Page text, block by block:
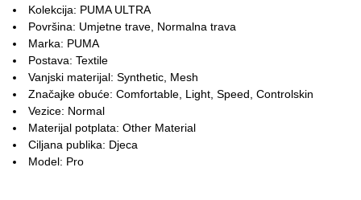
Kolekcija: PUMA ULTRA
Površina: Umjetne trave, Normalna trava
Marka: PUMA
Postava: Textile
Vanjski materijal: Synthetic, Mesh
Značajke obuće: Comfortable, Light, Speed, Controlskin
Vezice: Normal
Materijal potplata: Other Material
Ciljana publika: Djeca
Model: Pro